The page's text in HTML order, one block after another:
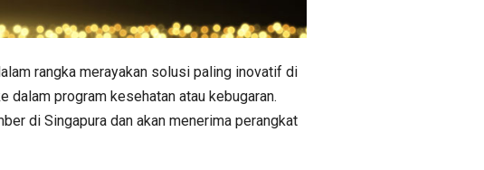
rangka merayakan solusi paling inovatif di
dalam program kesehatan atau kebugaran.
di Singapura dan akan menerima perangkat